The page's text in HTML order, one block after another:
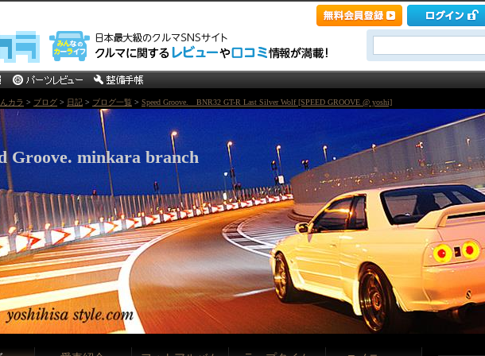
カラ > ブログ > 日記 > ブログ一覧 > Speed Groove. BNR32 GT-R Last Silver Wolf [SPEED GROOVE @ yoshi]
Groove. minkara branch